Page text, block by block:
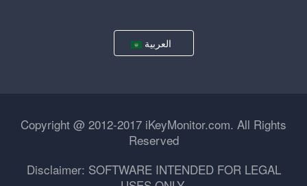
Copyright @ 2012-2017 iKeyMonitor.com. All Rights
Reserved
Disclaimer: SOFTWARE INTENDED FOR LEGAL